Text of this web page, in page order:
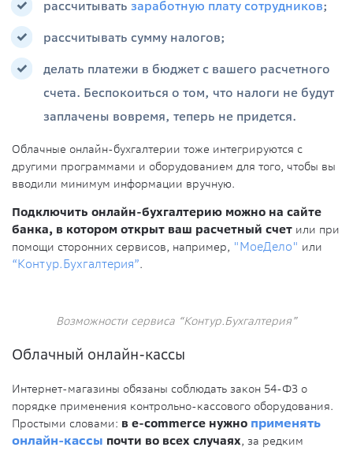
рассчитывать заработную плату сотрудников;
рассчитывать сумму налогов;
делать платежи в бюджет с вашего расчетного
счета. Беспокоиться о том, что налоги не будут
заплачены вовремя, теперь не придется.
Облачные онлайн-бухгалтерии тоже интегрируются с
другими программами и оборудованием для того, чтобы вы
вводили минимум информации вручную.
Подключить онлайн-бухгалтерию можно на сайте
банка, в котором открыт ваш расчетный счет или при
помощи сторонних сервисов, например, "МоеДело" или
“Контур.Бухгалтерия”.
Возможности сервиса “Контур.Бухгалтерия”
Облачный онлайн-кассы
Интернет-магазины обязаны соблюдать закон 54-ФЗ о
порядке применения контрольно-кассового оборудования.
Простыми словами: в e-commerce нужно применять
онлайн-кассы почти во всех случаях, за редким